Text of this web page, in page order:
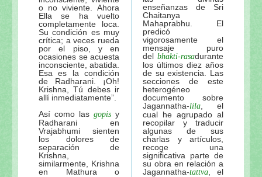
o no viviente. Ahora
Ella se ha vuelto
completamente loca.
Su condición es muy
crítica; a veces rueda
por el piso, y en
ocasiones se acuesta
inconsciente, abatida.
Esa es la condición
de Radharani. ¡Oh!
Krishna, Tú debes ir
allí inmediatamente”.
Así como las gopis y
Radharani en
Vrajabhumi sienten
los dolores de
separación de
Krishna,
similarmente, Krishna
en Mathura o
enseñanzas de Sri
Chaitanya
Mahaprabhu. El
predicó
vigorosamente el
mensaje puro
del bhakti-rasadurante
los últimos diez años
de su existencia. Las
secciones de este
heterogéneo
documento sobre
Jagannatha-lila , el
cual he agrupado al
recopilar y traducir
algunas de sus
charlas y artículos,
recoge una
significativa parte de
su obra en relación a
Jagannatha-tattva , el